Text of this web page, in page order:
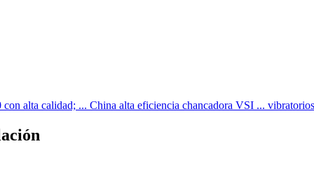
alta calidad; ... China alta eficiencia chancadora VSI ...